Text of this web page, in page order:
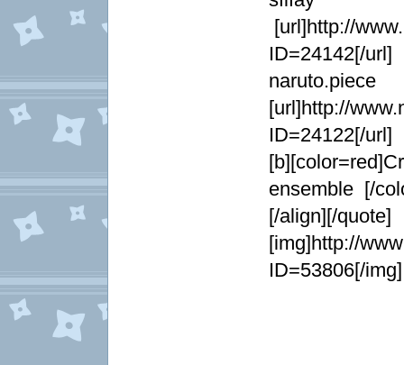
[url]http://
ID=24142[/url]
naruto.piece
[url]http://
ID=24122[/url]
ensemble [/
[/align][/quote]
[img]http://
ID=53806[/img]